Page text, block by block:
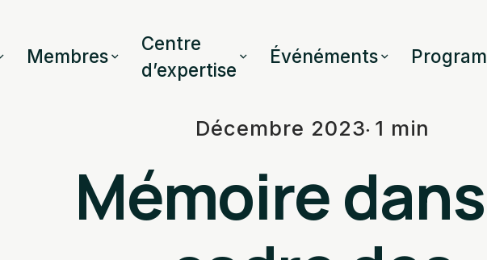
Membres
Centre
d’expertise
Événéments
Décembre 2023 1 min
Mémoire